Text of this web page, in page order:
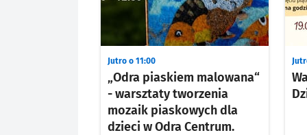
„Odra piaskiem malowana“
- warsztaty tworzenia
mozaik piaskowych dla
dzieci w Odra Centrum.
Jutro o 11:00